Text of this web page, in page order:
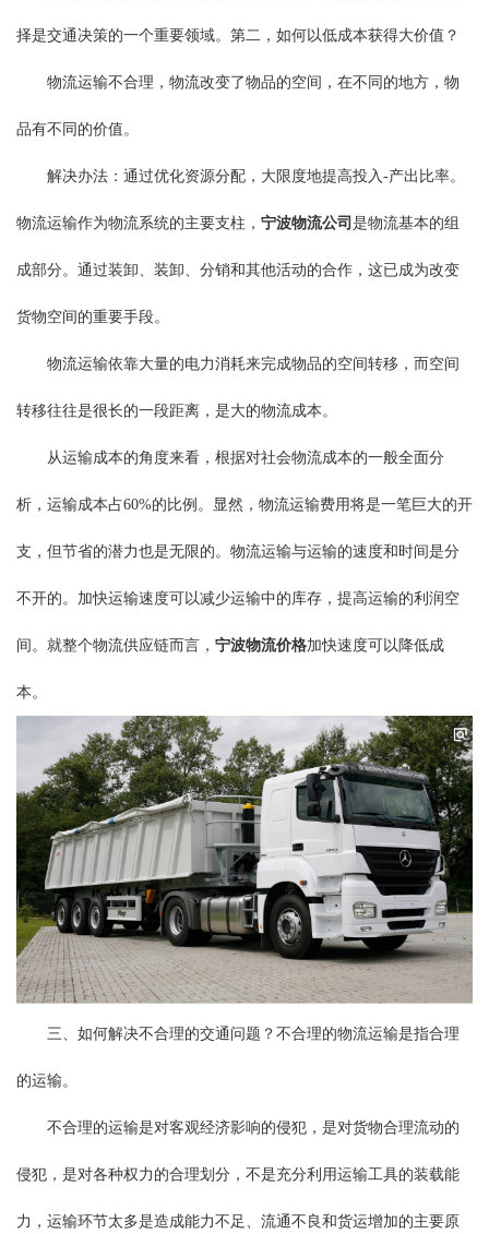
择是交通决策的一个重要领域。第二，如何以低成本获得大价值？
物流运输不合理，物流改变了物品的空间，在不同的地方，物
品有不同的价值。
解决办法：通过优化资源分配，大限度地提高投入-产出比率。
物流运输作为物流系统的主要支柱， 宁波物流公司 是物流基本的组
成部分。通过装卸、装卸、分销和其他活动的合作，这已成为改变
货物空间的重要手段。
物流运输依靠大量的电力消耗来完成物品的空间转移，而空间
转移往往是很长的一段距离，是大的物流成本。
从运输成本的角度来看，根据对社会物流成本的一般全面分
析，运输成本占60%的比例。显然，物流运输费用将是一笔巨大的开
支，但节省的潜力也是无限的。物流运输与运输的速度和时间是分
不开的。加快运输速度可以减少运输中的库存，提高运输的利润空
间。就整个物流供应链而言， 宁波物流价格加快速度可以降低成
本。
三、如何解决不合理的交通问题？不合理的物流运输是指合理
的运输。
不合理的运输是对客观经济影响的侵犯，是对货物合理流动的
侵犯，是对各种权力的合理划分，不是充分利用运输工具的装载能
力，运输环节太多是造成能力不足、流通不良和货运增加的主要原